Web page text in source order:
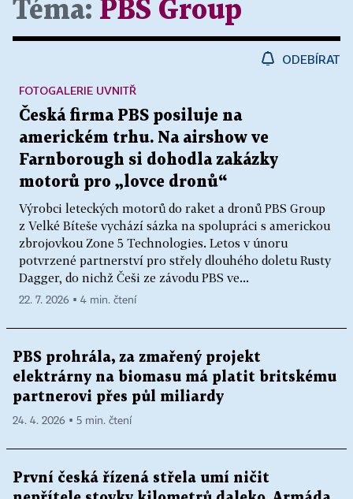
Téma: PBS Group
ODEBÍRAT
Česká firma PBS posiluje na
americkém trhu. Na airshow ve
Farnborough si dohodla zakázky
motorů pro „lovce dronů“
Výrobci leteckých motorů do raket a dronů PBS Group
z Velké Bíteše vychází sázka na spolupráci s americkou
zbrojovkou Zone 5 Technologies. Letos v únoru
potvrzené partnerství pro střely dlouhého doletu Rusty
Dagger, do nichž Češi ze závodu PBS ve...
FOTOGALERIE UVNITŘ
22. 7. 2026 ▪ 4 min. čtení
PBS prohrála, za zmařený projekt
elektrárny na biomasu má platit britskému
partnerovi přes půl miliardy
24. 4. 2026 ▪ 5 min. čtení
První česká řízená střela umí ničit